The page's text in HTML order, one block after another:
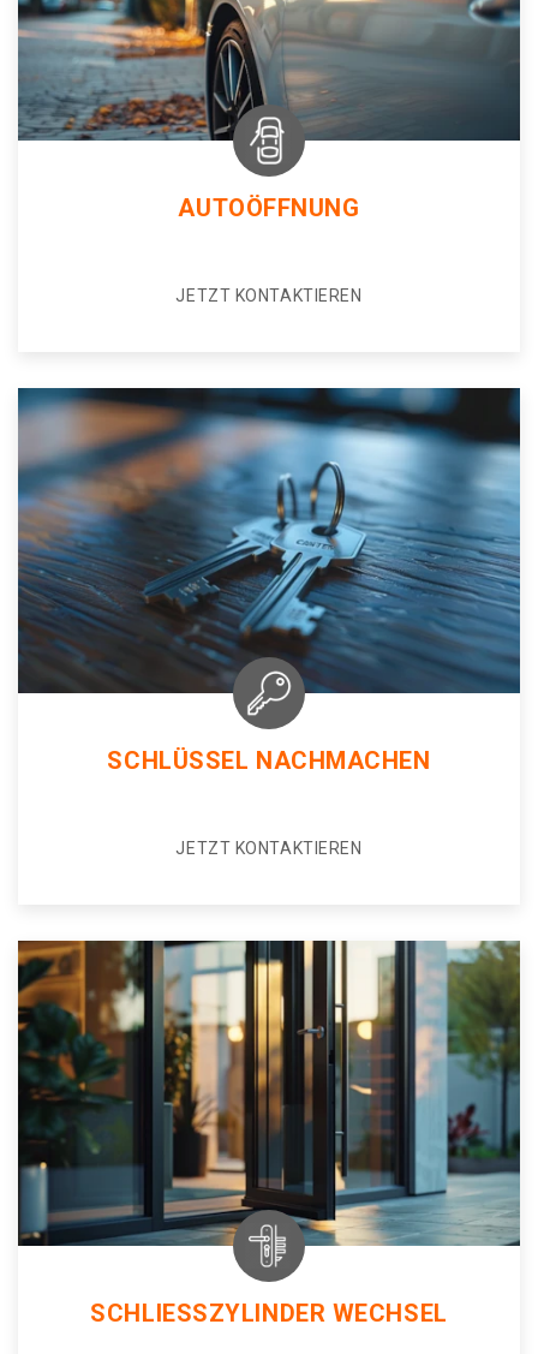
AUTOÖFFNUNG
JETZT KONTAKTIEREN
SCHLÜSSEL NACHMACHEN
JETZT KONTAKTIEREN
SCHLIESSZYLINDER WECHSEL